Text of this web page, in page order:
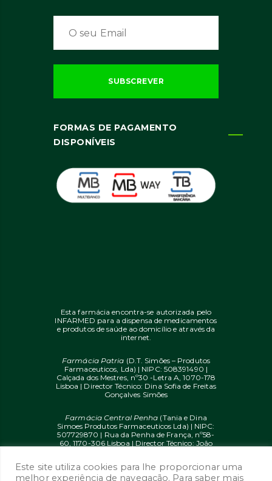
FORMAS DE PAGAMENTO
DISPONÍVEIS
Esta farmácia encontra-se autorizada pelo
INFARMED para a dispensa de medicamentos
e produtos de saúde ao domicílio e através da
internet.
Farmácia Patria (D.T. Simões – Produtos
Farmaceuticos, Lda) | NIPC: 508391490 |
Calçada dos Mestres, nº30 -Letra A, 1070-178
Lisboa | Director Técnico: Dina Sofia de Freitas
Gonçalves Simões
Farmácia Central Penha (Tania e Dina
Simoes Produtos Farmaceuticos Lda) | NIPC:
507729870 | Rua da Penha de França, nº58-
60, 1170-306 Lisboa | Director Técnico: João
© 2020 farmaciaon.pt | Design and
Este site utiliza cookies para lhe proporcionar uma
melhor experiência de navegação. Para saber mais